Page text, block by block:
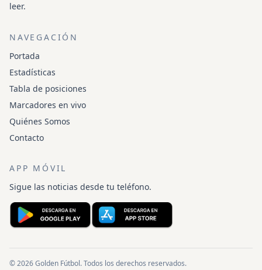
leer.
NAVEGACIÓN
Portada
Estadísticas
Tabla de posiciones
Marcadores en vivo
Quiénes Somos
Contacto
APP MÓVIL
Sigue las noticias desde tu teléfono.
© 2026 Golden Fútbol. Todos los derechos reservados.